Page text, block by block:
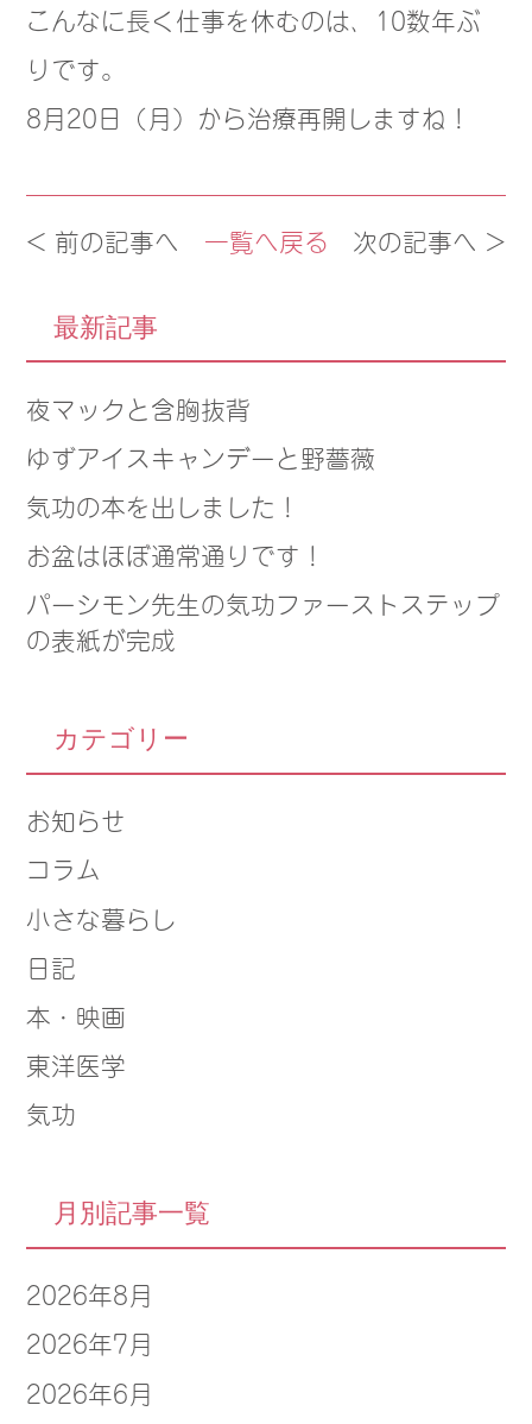
こんなに長く仕事を休むのは、10数年ぶ
りです。
8月20日（月）から治療再開しますね！
< 前の記事へ 一覧へ戻る 次の記事へ >
最新記事
夜マックと含胸抜背
ゆずアイスキャンデーと野薔薇
気功の本を出しました！
お盆はほぼ通常通りです！
パーシモン先生の気功ファーストステップ
の表紙が完成
カテゴリー
お知らせ
コラム
小さな暮らし
日記
本・映画
東洋医学
気功
月別記事一覧
2026年8月
2026年7月
2026年6月